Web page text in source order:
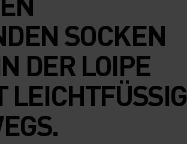
SOCKEN
DER LOIPE
LEICHTFÜSSIG